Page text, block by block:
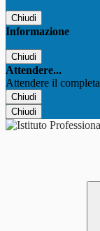
Chiudi
Informazione
Chiudi
Attendere...
Attendere il
Chiudi
Chiudi